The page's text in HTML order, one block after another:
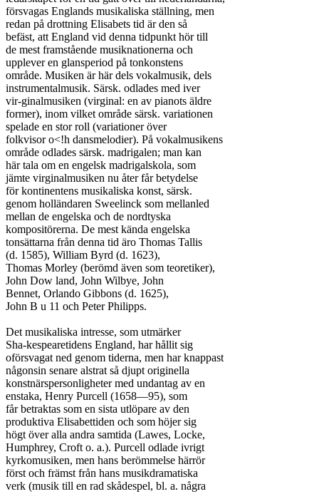
försvagas Englands musikaliska ställning, men
redan på drottning Elisabets tid är den så
befäst, att England vid denna tidpunkt hör till
de mest framstående musiknationerna och
upplever en glansperiod på tonkonstens
område. Musiken är här dels vokalmusik, dels
instrumentalmusik. Särsk. odlades med iver
vir-ginalmusiken (virginal: en av pianots äldre
former), inom vilket område särsk. variationen
spelade en stor roll (variationer över
folkvisor o<!h dansmelodier). På vokalmusikens
område odlades särsk. madrigalen; man kan
här tala om en engelsk madrigalskola, som
jämte virginalmusiken nu åter får betydelse
för kontinentens musikaliska konst, särsk.
genom holländaren Sweelinck som mellanled
mellan de engelska och de nordtyska
kompositörerna. De mest kända engelska
tonsättarna från denna tid äro Thomas Tallis
(d. 1585), William Byrd (d. 1623),
Thomas Morley (berömd även som teoretiker),
John Dow land, John Wilbye, John
Bennet, Orlando Gibbons (d. 1625),
John B u 11 och Peter Philipps.
Det musikaliska intresse, som utmärker
Sha-kespearetidens England, har hållit sig
oförsvagat ned genom tiderna, men har knappast
någonsin senare alstrat så djupt originella
konstnärspersonligheter med undantag av en
enstaka, Henry Purcell (1658—95), som
får betraktas som en sista utlöpare av den
produktiva Elisabettiden och som höjer sig
högt över alla andra samtida (Lawes, Locke,
Humphrey, Croft o. a.). Purcell odlade ivrigt
kyrkomusiken, men hans berömmelse härrör
först och främst från hans musikdramatiska
verk (musik till en rad skådespel, bl. a. några